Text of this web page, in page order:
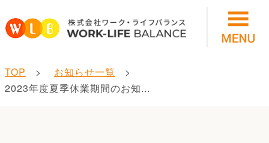
TOP
お知らせ一覧
2023年度夏季休業期間のお知...